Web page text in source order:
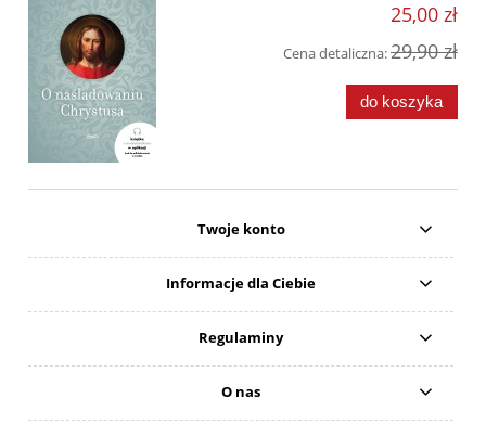
25,00 zł
Cena detaliczna:29,90 zł
do koszyka
Twoje konto
Informacje dla Ciebie
Regulaminy
O nas